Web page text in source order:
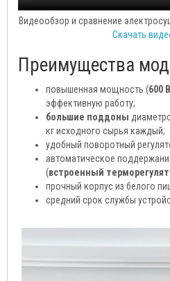
Видеообзор и сравнение
Скачать
Преимущества
повышенная мощность (600
эффективную работу;
большие поддоны
кг исходного сырья каждый;
удобный поворотный
автоматическое
(встроенный
прочный корпус из белого
средний срок службы